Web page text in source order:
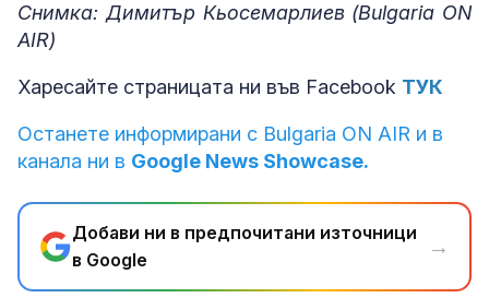
Снимка: Димитър Кьосемарлиев (Bulgaria ON
AIR)
Харесайте страницата ни във Facebook ТУК
Останете информирани с Bulgaria ON AIR и в
канала ни в Google News Showcase.
Добави ни в предпочитани източници
в Google
→